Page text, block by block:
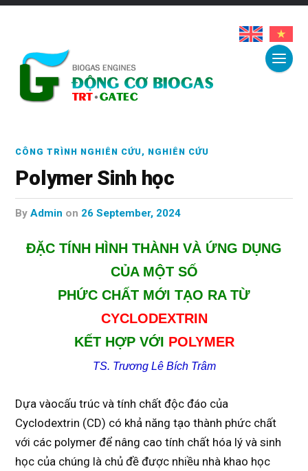
CÔNG TRÌNH NGHIÊN CỨU, NGHIÊN CỨU
Polymer Sinh học
byAdmin on 26 September, 2024
ĐẶC TÍNH HÌNH THÀNH VÀ ỨNG DỤNG
CỦA MỘT SỐ
PHỨC CHẤT MỚI TẠO RA TỪ
CYCLODEXTRIN
KẾT HỢP VỚI POLYMER
TS. Trương Lê Bích Trâm
Dựa vàocấu trúc và tính chất độc đáo của
Cyclodextrin (CD) có khả năng tạo thành phức chất
với các polymer để nâng cao tính chất hóa lý và sinh
học của chúng là chủ đề được nhiều nhà khao học